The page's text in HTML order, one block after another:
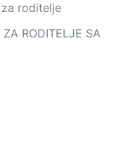
roditelje
ZA RODITELJE SA